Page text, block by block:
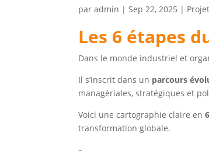
paradmin |Sep 22, 2025 | Projet
Les 6 étapes
Dans le monde industriel et
Il s’inscrit dans un parcours
managériales, stratégiques et
Voici une cartographie claire en
transformation globale.
–